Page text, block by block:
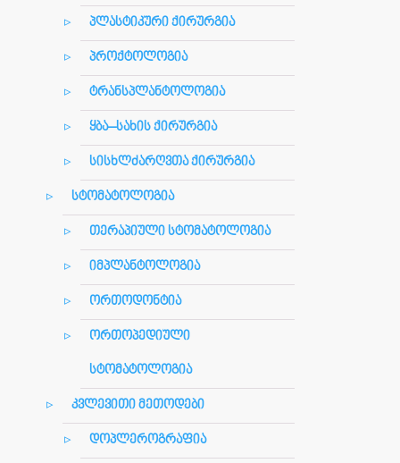
პლასტიკური ქირურგია
პროქტოლოგია
ტრანსპლანტოლოგია
ყბა–სახის ქირურგია
სისხლძარღვთა ქირურგია
სტომატოლოგია
თერაპიული სტომატოლოგია
იმპლანტოლოგია
ორთოდონტია
ორთოპედიული
სტომატოლოგია
კვლევითი მეთოდები
დოპლეროგრაფია